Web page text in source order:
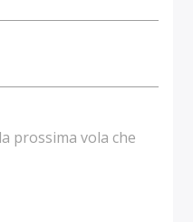
prossima vola che